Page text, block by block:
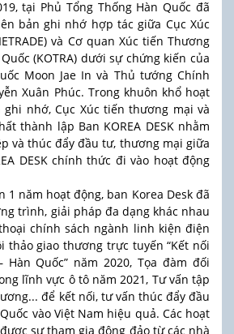
tại Phủ Tổng Thống Hàn Quốc đã
bản ghi nhớ hợp tác giữa Cục Xúc
và Cơ quan Xúc tiến Thương
(KOTRA) dưới sự chứng kiến của
Moon Jae In và Thủ tướng Chính
Xuân Phúc. Trong khuôn khổ hoạt
nhớ, Cục Xúc tiến thương mại và
thành lập Ban KOREA DESK nhằm
và thúc đẩy đầu tư, thương mại giữa
DESK chính thức đi vào hoạt động
1 năm hoạt động, ban Korea Desk đã
trình, giải pháp đa dạng khác nhau
chính sách ngành linh kiện điện
thảo giao thương trực tuyến “Kết nối
Quốc” năm 2020, Tọa đàm đối
lĩnh vực ô tô năm 2021, Tư vấn tập
để kết nối, tư vấn thúc đẩy đầu
vào Việt Nam hiệu quả. Các hoạt
sự tham gia đông đảo từ các nhà